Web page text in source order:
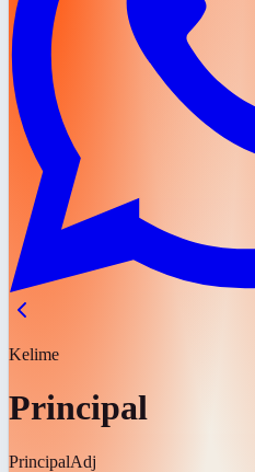
Kelime
Principal
PrincipalAdj